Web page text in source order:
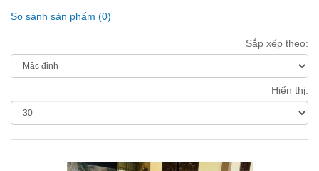
So sánh sản phẩm (0)
Sắp xếp theo:
Hiển thị: